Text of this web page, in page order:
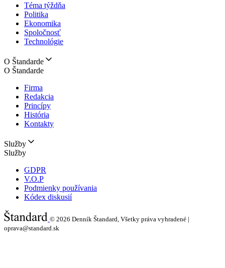
Téma týždňa
Politika
Ekonomika
Spoločnosť
Technológie
O Štandarde
O Štandarde
Firma
Redakcia
Princípy
História
Kontakty
Služby
Služby
GDPR
V.O.P
Podmienky používania
Kódex diskusií
© 2026 Denník Štandard, Všetky práva vyhradené |
oprava@standard.sk